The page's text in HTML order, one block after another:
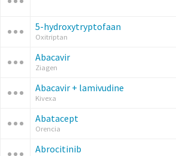
5-hydroxytryptofaan
Oxitriptan
Abacavir
Ziagen
Abacavir + lamivudine
Kivexa
Abatacept
Orencia
Abrocitinib